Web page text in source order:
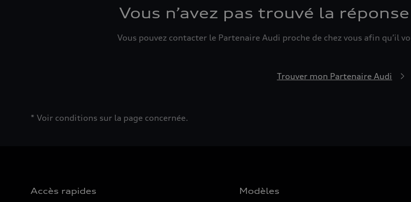
Vous n’avez pas trouvé la
Vous pouvez contacter le Partenaire Audi proche de chez vous afin qu’il
Trouver mon Partenaire Audi
* Voir conditions sur la page concernée.
Accès rapides Modèles